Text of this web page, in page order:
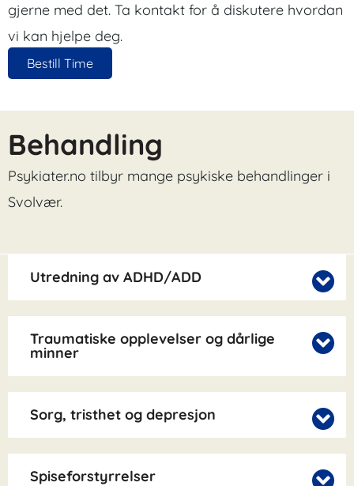
gjerne med det. Ta kontakt for å diskutere hvordan
vi kan hjelpe deg.
Bestill Time
Behandling
Psykiater.no tilbyr mange psykiske behandlinger i
Svolvær.
Utredning av ADHD/ADD
Traumatiske opplevelser og dårlige
minner
Sorg, tristhet og depresjon
Spiseforstyrrelser